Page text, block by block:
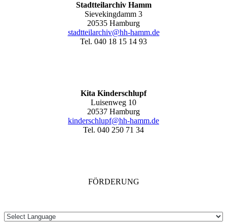
Stadtteilarchiv Hamm
Sievekingdamm 3
20535 Hamburg
stadtteilarchiv@hh-hamm.de
Tel. 040 18 15 14 93
Kita Kinderschlupf
Luisenweg 10
20537 Hamburg
kinderschlupf@hh-hamm.de
Tel. 040 250 71 34
FÖRDERUNG